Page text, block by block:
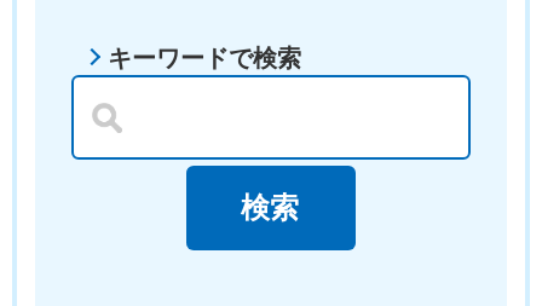
キーワードで検索